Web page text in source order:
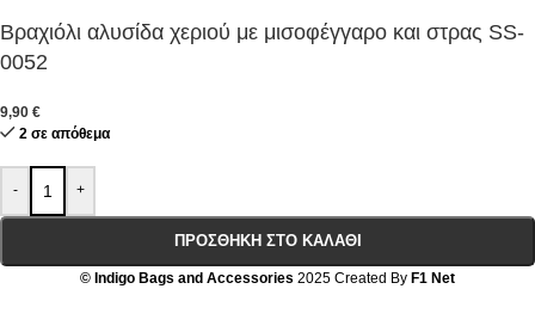
Βραχιόλι αλυσίδα χεριού με μισοφέγγαρο και στρας SS-
0052
9,90 €
2 σε απόθεμα
- +
ΠΡΟΣΘΉΚΗ ΣΤΟ ΚΑΛΆΘΙ
© Indigo Bags and Accessories 2025 Created By F1 Net